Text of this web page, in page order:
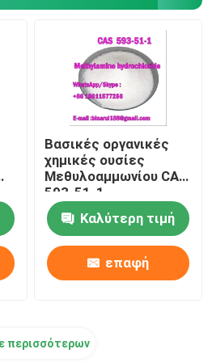
τύπου
ουσιών
Βασικές οργανικές
χημικές ουσίες
Μεθυλοαμμωνίου CAS
593-51-1
Καλύτερη τιμή
επαφή
περισσότερων